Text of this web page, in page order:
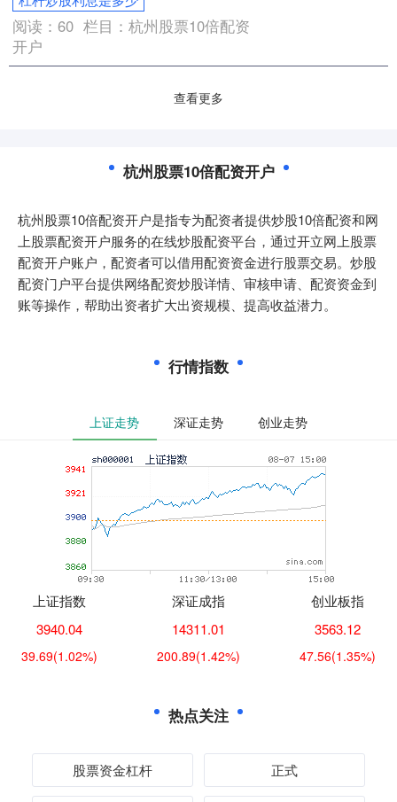
阅读：60 栏目：杭州股票10倍配资
开户
查看更多
杭州股票10倍配资开户
杭州股票10倍配资开户是指专为配资者提供炒股10倍配资和网
上股票配资开户服务的在线炒股配资平台，通过开立网上股票
配资开户账户，配资者可以借用配资资金进行股票交易。炒股
配资门户平台提供网络配资炒股详情、审核申请、配资资金到
账等操作，帮助出资者扩大出资规模、提高收益潜力。
行情指数
上证走势 深证走势 创业走势
上证指数
3940.04
39.69(1.02%)
深证成指
14311.01
200.89(1.42%)
创业板指
3563.12
47.56(1.35%)
热点关注
股票资金杠杆 正式